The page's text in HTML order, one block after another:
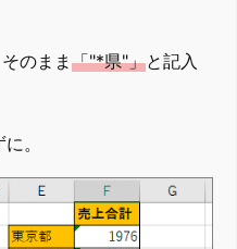
のまま 「"*県"」と記入
。